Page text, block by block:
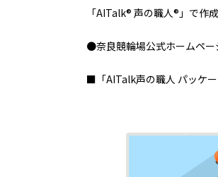
「AITalk® 声の職人®」で作
●奈良競輪場公式ホームペー
■「AITalk声の職人 パッケ